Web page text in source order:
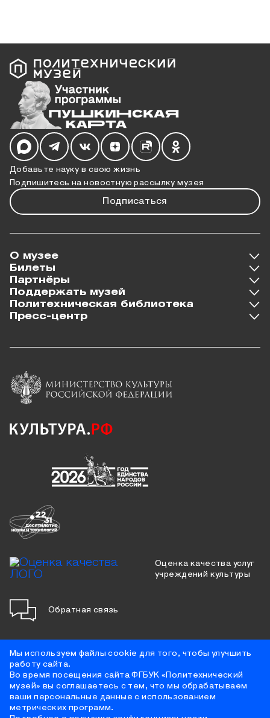
Добавьте науку в свою жизнь
Подпишитесь на новостную рассылку музея
Подписаться
Мы в социальных сетях
О музее
Билеты
Партнёры
Поддержать музей
Политехническая библиотека
Пресс-центр
Оценка качества услуг
учреждений культуры
Обратная связь
Противодействие коррупции
Цифровая доступность
Условия использования материалов сайта
Политика конфиденциальности
Противодействие терроризму
Мы используем файлы cookie для того, чтобы улучшить
работу сайта.
Во время посещения сайта ФГБУК «Политехнический
музей» вы соглашаетесь с тем, что мы обрабатываем
ваши персональные данные с использованием
метрических программ.